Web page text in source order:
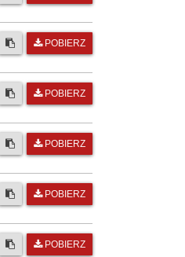
POBIERZ
POBIERZ
POBIERZ
POBIERZ
POBIERZ